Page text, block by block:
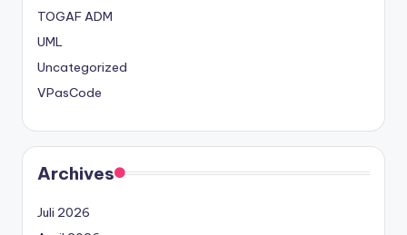
TOGAF ADM
UML
Uncategorized
VPasCode
Archives
Juli 2026